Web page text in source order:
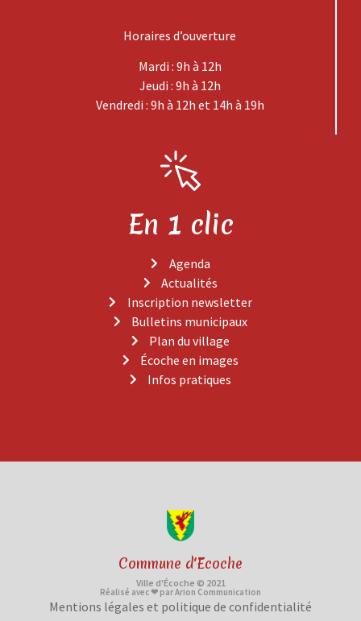
Horaires d’ouverture
Mardi : 9h à 12h
Jeudi : 9h à 12h
Vendredi : 9h à 12h et 14h à 19h
En 1 clic
Agenda
Actualités
Inscription newsletter
Bulletins municipaux
Plan du village
Écoche en images
Infos pratiques
Commune d'Ecoche
Ville d'Écoche © 2021
Réalisé avec ❤ par Arion Communication
Mentions légales et politique de confidentialité